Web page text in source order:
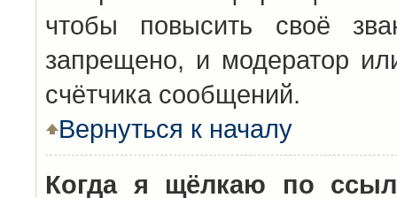
чтобы повысить своё
запрещено, и модератор
счётчика сообщений.
Вернуться к началу
Когда я щёлкаю по